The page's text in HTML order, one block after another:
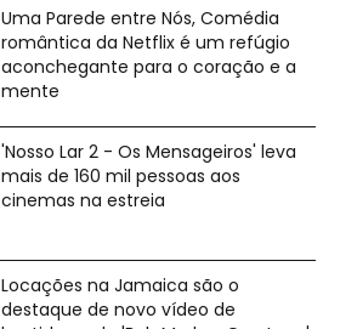
Uma Parede entre Nós, Comédia
romântica da Netflix é um refúgio
aconchegante para o coração e a
mente
'Nosso Lar 2 - Os Mensageiros' leva
mais de 160 mil pessoas aos
cinemas na estreia
Locações na Jamaica são o
destaque de novo vídeo de